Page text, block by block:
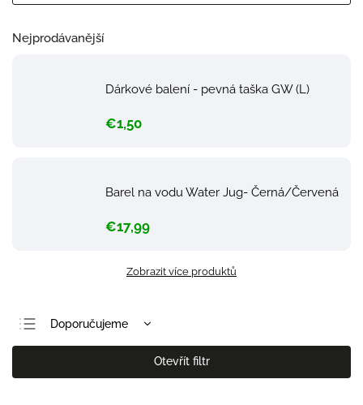
Nejprodávanější
Dárkové balení - pevná taška GW (L)
€1,50
Barel na vodu Water Jug- Černá/Červená
€17,99
Zobrazit více produktů
Doporučujeme
Nejlevnější
Nejdražší
Otevřít filtr